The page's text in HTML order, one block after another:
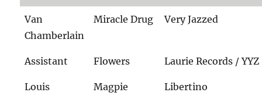
Van
Chamberlain
Miracle Drug Very Jazzed
Assistant Flowers Laurie Records / YYZ
Louis
Magpie Libertino